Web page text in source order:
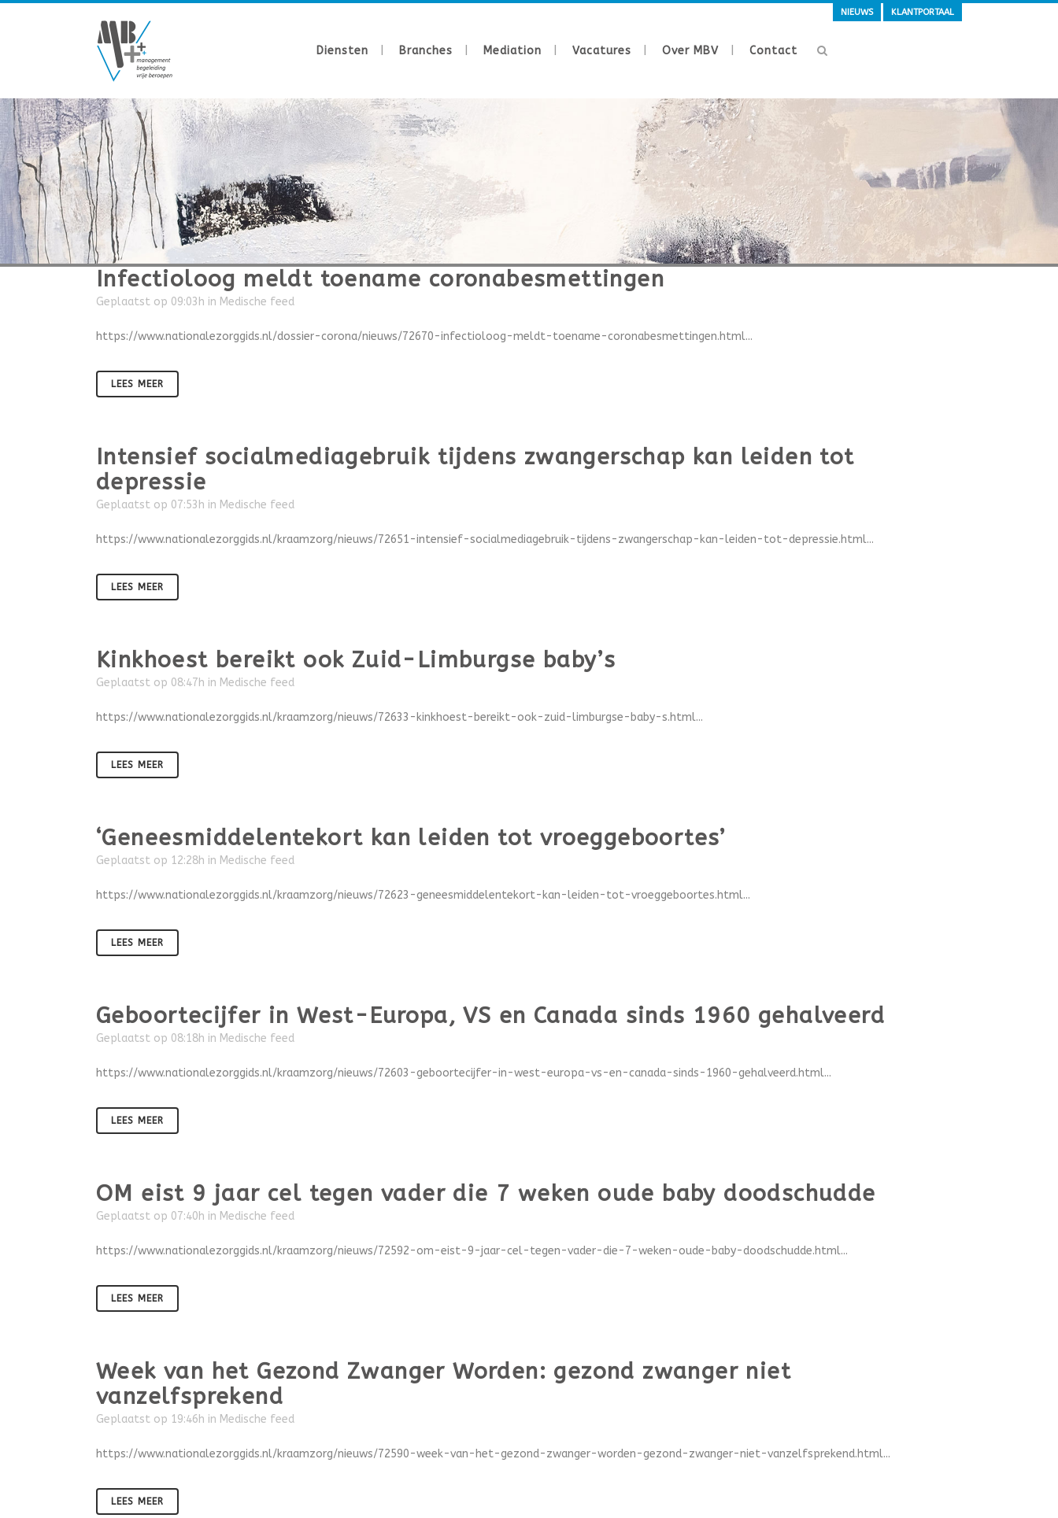
NIEUWS KLANTPORTAAL
Diensten Branches Mediation Vacatures Over MBV Contact
Infectioloog meldt toename coronabesmettingen
Geplaatst op 09:03h in Medische feed
https://www.nationalezorggids.nl/dossier-corona/nieuws/72670-infectioloog-meldt-toename-coronabesmettingen.html...
LEES MEER
Intensief socialmediagebruik tijdens zwangerschap kan leiden tot
depressie
Geplaatst op 07:53h in Medische feed
https://www.nationalezorggids.nl/kraamzorg/nieuws/72651-intensief-socialmediagebruik-tijdens-zwangerschap-kan-leiden-tot-depressie.html...
LEES MEER
Kinkhoest bereikt ook Zuid-Limburgse baby’s
Geplaatst op 08:47h in Medische feed
https://www.nationalezorggids.nl/kraamzorg/nieuws/72633-kinkhoest-bereikt-ook-zuid-limburgse-baby-s.html...
LEES MEER
‘Geneesmiddelentekort kan leiden tot vroeggeboortes’
Geplaatst op 12:28h in Medische feed
https://www.nationalezorggids.nl/kraamzorg/nieuws/72623-geneesmiddelentekort-kan-leiden-tot-vroeggeboortes.html...
LEES MEER
Geboortecijfer in West-Europa, VS en Canada sinds 1960 gehalveerd
Geplaatst op 08:18h in Medische feed
https://www.nationalezorggids.nl/kraamzorg/nieuws/72603-geboortecijfer-in-west-europa-vs-en-canada-sinds-1960-gehalveerd.html...
LEES MEER
OM eist 9 jaar cel tegen vader die 7 weken oude baby doodschudde
Geplaatst op 07:40h in Medische feed
https://www.nationalezorggids.nl/kraamzorg/nieuws/72592-om-eist-9-jaar-cel-tegen-vader-die-7-weken-oude-baby-doodschudde.html...
LEES MEER
Week van het Gezond Zwanger Worden: gezond zwanger niet
vanzelfsprekend
Geplaatst op 19:46h in Medische feed
https://www.nationalezorggids.nl/kraamzorg/nieuws/72590-week-van-het-gezond-zwanger-worden-gezond-zwanger-niet-vanzelfsprekend.html...
LEES MEER